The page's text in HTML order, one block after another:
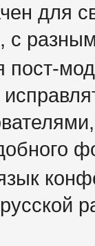
для
с
пост-